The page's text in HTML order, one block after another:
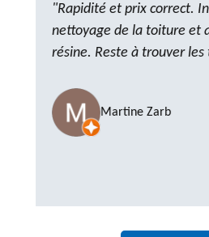
"Rapidité et prix correct.
nettoyage de la toiture et
résine. Reste à trouver les
compter sur M. GOT. Très
prestation, a recommander
Martine Zarb